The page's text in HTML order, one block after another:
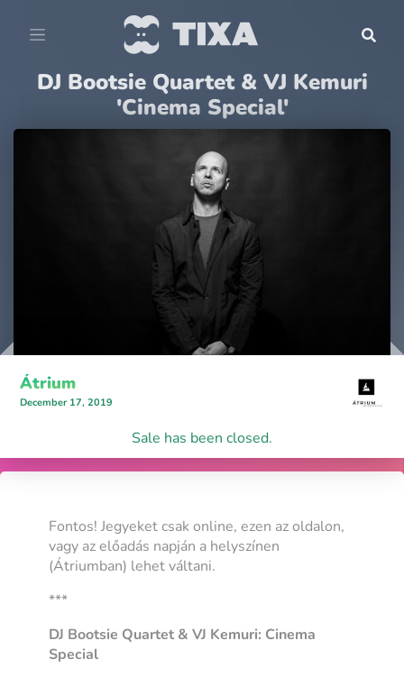
DJ Bootsie Quartet & VJ Kemuri
'Cinema Special'
Átrium
December 17, 2019
Sale has been closed.
Fontos! Jegyeket csak online, ezen az oldalon,
vagy az előadás napján a helyszínen
(Átriumban) lehet váltani.
***
DJ Bootsie Quartet & VJ Kemuri: Cinema
Special